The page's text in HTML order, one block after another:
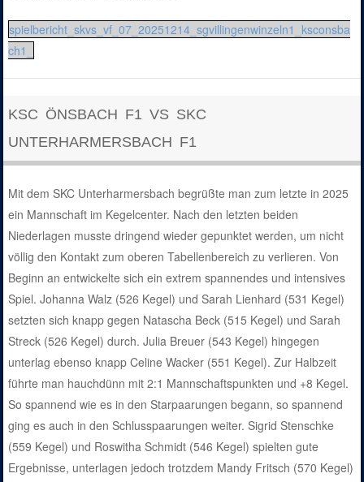
spielbericht_skvs_vf_07_20251214_sgvillingenwinzeln1_ksconsba
ch1_
KSC ÖNSBACH F1 VS SKC
UNTERHARMERSBACH F1
Mit dem SKC Unterharmersbach begrüßte man zum letzte in 2025
ein Mannschaft im Kegelcenter. Nach den letzten beiden
Niederlagen musste dringend wieder gepunktet werden, um nicht
völlig den Kontakt zum oberen Tabellenbereich zu verlieren. Von
Beginn an entwickelte sich ein extrem spannendes und intensives
Spiel. Johanna Walz (526 Kegel) und Sarah Lienhard (531 Kegel)
setzten sich knapp gegen Natascha Beck (515 Kegel) und Sarah
Streck (526 Kegel) durch. Julia Breuer (543 Kegel) hingegen
unterlag ebenso knapp Celine Wacker (551 Kegel). Zur Halbzeit
führte man hauchdünn mit 2:1 Mannschaftspunkten und +8 Kegel.
So spannend wie es in den Starpaarungen begann, so spannend
ging es auch in den Schlusspaarungen weiter. Sigrid Stenschke
(559 Kegel) und Roswitha Schmidt (546 Kegel) spielten gute
Ergebnisse, unterlagen jedoch trotzdem Mandy Fritsch (570 Kegel)